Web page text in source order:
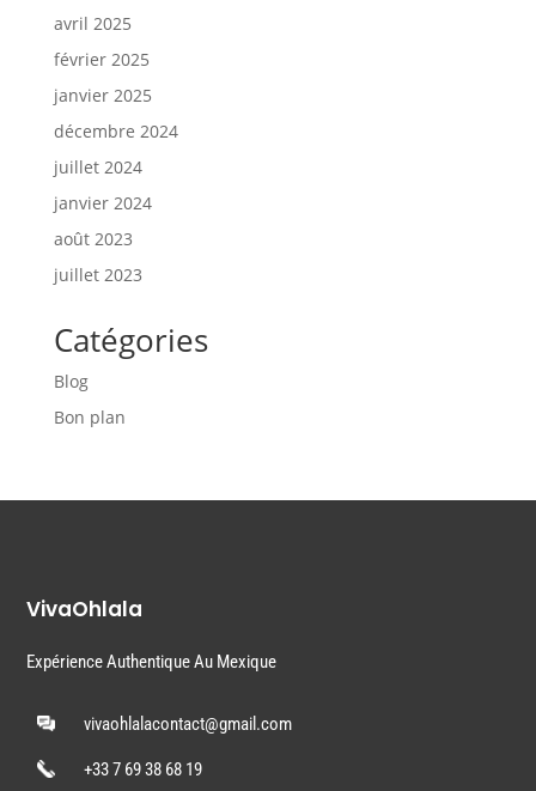
avril 2025
février 2025
janvier 2025
décembre 2024
juillet 2024
janvier 2024
août 2023
juillet 2023
Catégories
Blog
Bon plan
VivaOhlala
Expérience Authentique Au Mexique
vivaohlalacontact@gmail.com
+33 7 69 38 68 19